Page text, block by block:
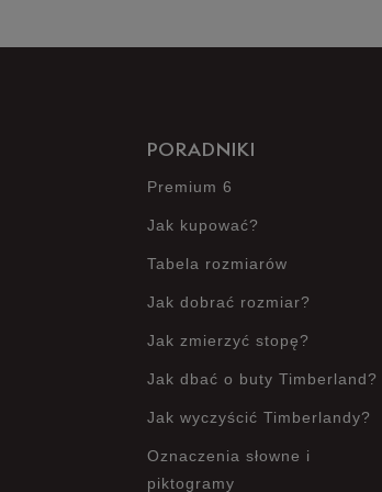
PORADNIKI
Premium 6
Jak kupować?
Tabela rozmiarów
Jak dobrać rozmiar?
Jak zmierzyć stopę?
Jak dbać o buty Timberland?
Jak wyczyścić Timberlandy?
Oznaczenia słowne i
piktogramy